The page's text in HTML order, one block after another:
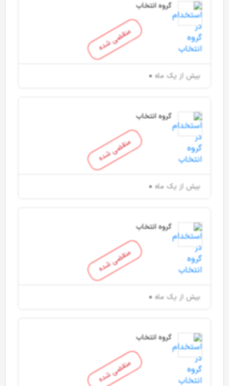
منقضی شده
گروه انتخاب
بیش از یک ماه
منقضی شده
گروه انتخاب
بیش از یک ماه
منقضی شده
گروه انتخاب
بیش از یک ماه
منقضی شده
گروه انتخاب